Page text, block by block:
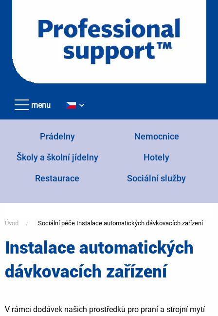
menu
Prádelny Nemocnice
Školy a školní jídelny Hotely
Restaurace Sociální služby
You
are
here
Úvod Sociální péče Instalace automatických dávkovacích zařízení
Instalace automatických
dávkovacích zařízení
V rámci dodávek našich prostředků pro praní a strojní mytí